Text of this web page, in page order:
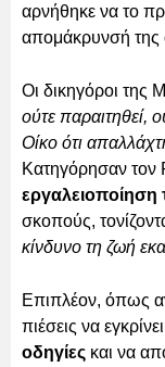
αρνήθηκε να το
απομάκρυνσή της
Οι δικηγόροι της
ούτε παραιτηθεί,
Οίκο ότι
Κατηγόρησαν τον
εργαλειοποίηση
σκοπούς,
κίνδυνο τη ζωή
Επιπλέον, όπως
πιέσεις να εγκρίνει
οδηγίες και να